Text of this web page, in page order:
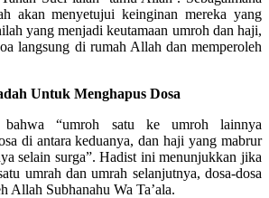
akan menyetujui keinginan mereka yang
yang menjadi keutamaan umroh dan haji,
langsung di rumah Allah dan memperoleh
Untuk Menghapus Dosa
bahwa “umroh satu ke umroh lainnya
di antara keduanya, dan haji yang mabrur
selain surga”. Hadist ini menunjukkan jika
umrah dan umrah selanjutnya, dosa-dosa
Allah Subhanahu Wa Ta’ala.